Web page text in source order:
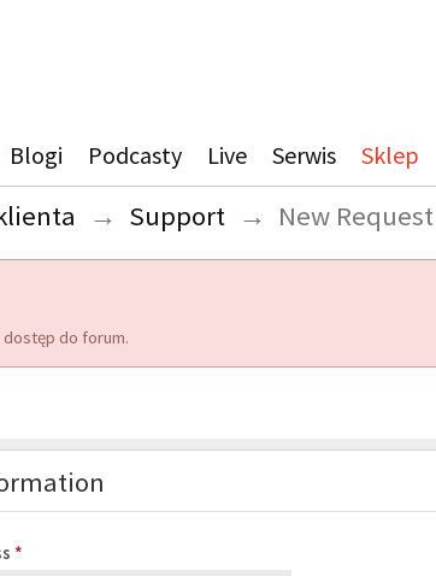
Blogi Podcasty Live Serwis Sklep
→ Support → New Request
dostęp do forum.
*